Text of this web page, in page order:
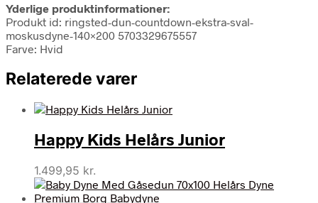
Yderlige produktinformationer:
Produkt id: ringsted-dun-countdown-ekstra-sval-
moskusdyne-140×200 5703329675557
Farve: Hvid
Relaterede varer
Happy Kids Helårs Junior
1.499,95 kr.